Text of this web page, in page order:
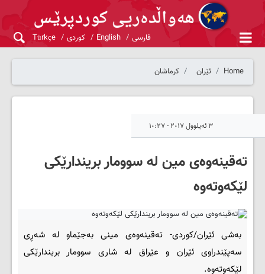
فارسی English کوردی Türkçe
Home ئێران کرماشان
٣ ئەیلوول ٢٠١٧ - ١٠:٢٧
ته‌قینه‌وه‌ی مین له‌ سوومار بریندارێکی
لێکه‌وته‌وه‌
به‌شی ئێران/کوردی- ته‌قینه‌وه‌ی مینی به‌جێماو له‌ شه‌ڕی
سه‌پێندراوی ئێران و عێراق له‌ شاری سوومار بریندارێکی
لێکه‌وته‌وه‌.